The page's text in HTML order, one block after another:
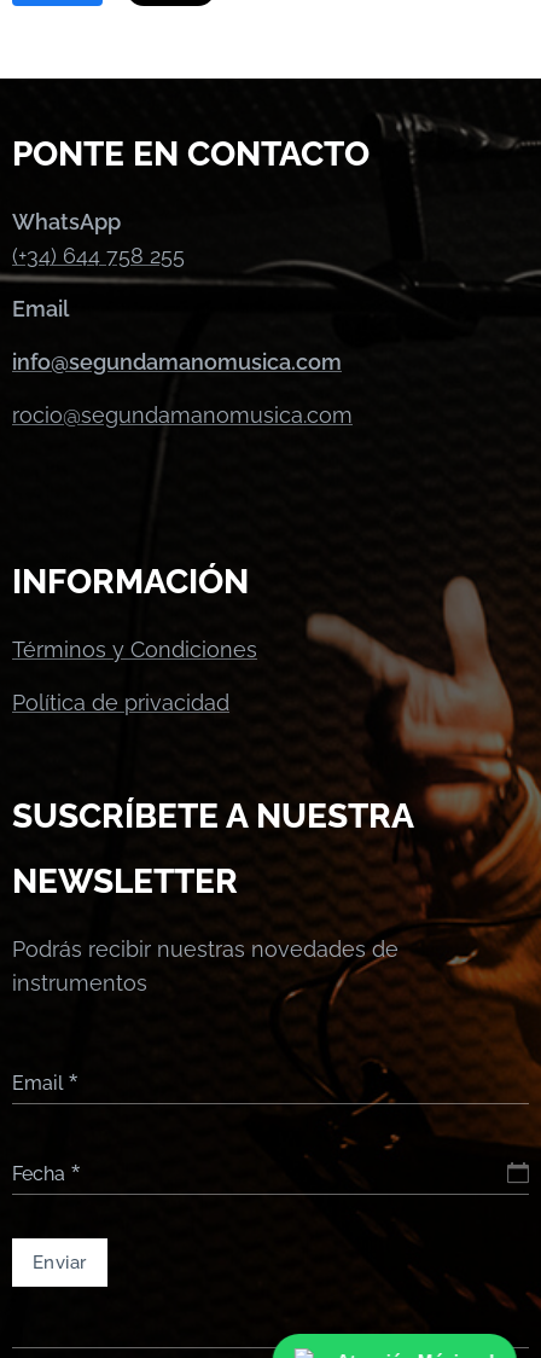
PONTE EN CONTACTO
WhatsApp
(+34) 644 758 255
Email
info@segundamanomusica.com
rocio@segundamanomusica.com
INFORMACIÓN
Términos y Condiciones
Política de privacidad
SUSCRÍBETE A NUESTRA
NEWSLETTER
Podrás recibir nuestras novedades de
instrumentos
Email
Fecha
Enviar